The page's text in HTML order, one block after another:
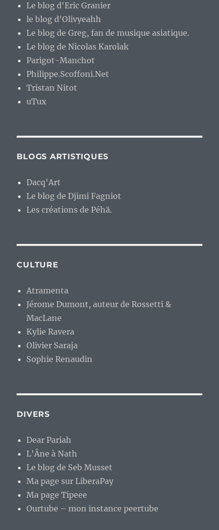
Le blog d'Eric Granier
le blog d'Olivyeahh
Le blog de Greg, fan de musique asiatique.
Le blog de Nicolas Karolak
Parigot-Manchot
Philippe.Scoffoni.Net
Tristan Nitot
uTux
BLOGS ARTISTIQUES
Dacq'Art
Le blog de Djimi Fagniot
Les créations de Péhä.
CULTURE
Atramenta
Jérome Dumont, auteur de Rossetti &
MacLane
Kylie Ravera
Olivier Saraja
Sophie Renaudin
DIVERS
Dear Pariah
L'Âne à Nath
Le blog de Seb Musset
Ma page sur LiberaPay
Ma page Tipeee
Ourtube – mon instance peertube